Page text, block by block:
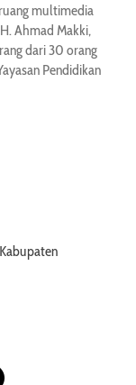
multimedia
Ahmad Makki,
dari 30 orang
Pendidikan